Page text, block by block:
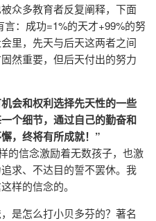
众多教育者反复阐释，下面
：成功=1%的天才+99%的努
里，先天与后天这两者之间
然重要，但后天付出的努力
会和权利选择先天性的一些
个细节，通过自己的勤奋和
，终将有所成就！”
的信念激励着无数孩子，也激
求、不达目的誓不罢休。我
样的信念的。
是怎么打小贝多芬的？著名